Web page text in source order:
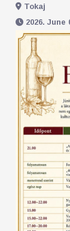
Tokaj
2026. June